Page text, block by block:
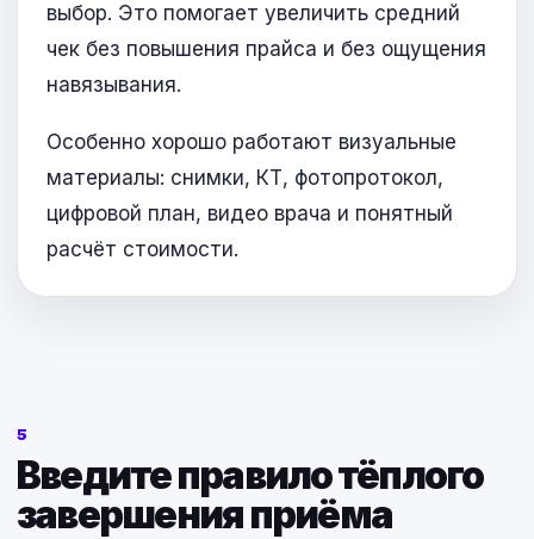
выбор. Это помогает увеличить средний
чек без повышения прайса и без ощущения
навязывания.
Особенно хорошо работают визуальные
материалы: снимки, КТ, фотопротокол,
цифровой план, видео врача и понятный
расчёт стоимости.
5
Введите правило тёплого
завершения приёма